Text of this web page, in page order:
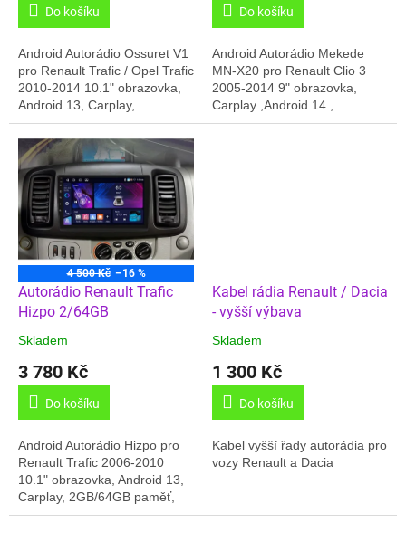
Do košíku
Android Autorádio Ossuret V1
pro Renault Trafic / Opel Trafic
2010-2014 10.1" obrazovka,
Android 13, Carplay,
2GB/32GB paměť, GPS,
Český jazyk, Online rádia,
BT,.... Dodáváno...
Do košíku
Android Autorádio Mekede
MN-X20 pro Renault Clio 3
2005-2014 9" obrazovka,
Carplay ,Android 14 ,
4GB/64GB paměť, GPS,
4 500 Kč –16 %
Autorádio Renault Trafic
Hizpo 2/64GB
Skladem
3 780 Kč
Do košíku
Android Autorádio Hizpo pro
Renault Trafic 2006-2010
10.1" obrazovka, Android 13,
Carplay, 2GB/64GB paměť,
GPS, Český jazyk, Online
Kabel rádia Renault / Dacia
- vyšší výbava
Skladem
1 300 Kč
Do košíku
Kabel vyšší řady autorádia pro
vozy Renault a Dacia